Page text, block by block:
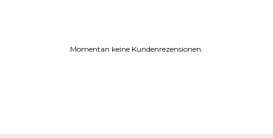
Momentan keine Kundenrezensionen.